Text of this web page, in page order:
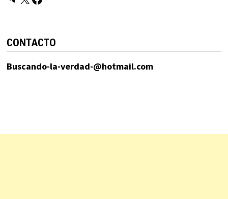
CONTACTO
Buscando-la-verdad-@hotmail.com